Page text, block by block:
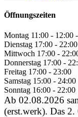
Öffnungszeiten
Montag 11:00 - 12:00 -
Dienstag 17:00 - 22:00
Mittwoch 17:00 -
Donnerstag 17:00 -
Freitag 17:00 - 23:00
Samstag 15:00 - 24:00
Sonntag 16:00 - 22:00
Ab 02.08.2026
(erst.werk). Das